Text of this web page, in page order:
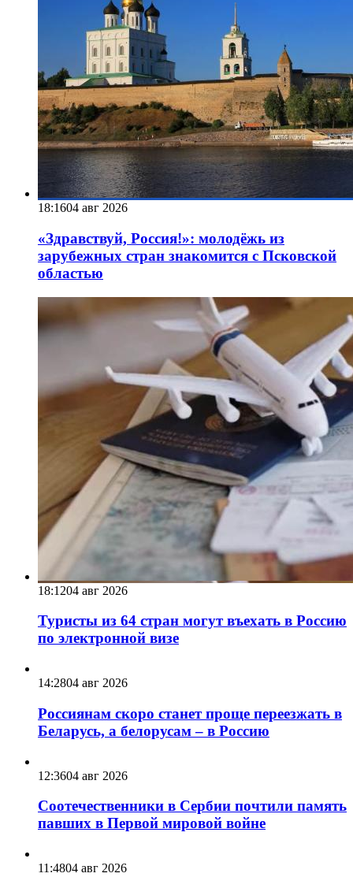
18:1604 авг 2026
«Здравствуй, Россия!»: молодёжь из
зарубежных стран знакомится с Псковской
областью
18:1204 авг 2026
Туристы из 64 стран могут въехать в Россию
по электронной визе
14:2804 авг 2026
Россиянам скоро станет проще переезжать в
Беларусь, а белорусам – в Россию
12:3604 авг 2026
Соотечественники в Сербии почтили память
павших в Первой мировой войне
11:4804 авг 2026